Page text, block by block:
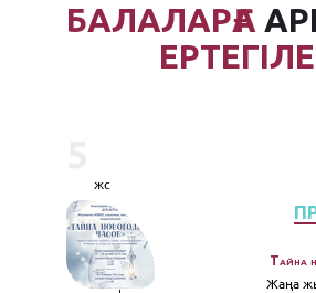
БАЛАЛАРҒА
жс
Тайна
Жаңа